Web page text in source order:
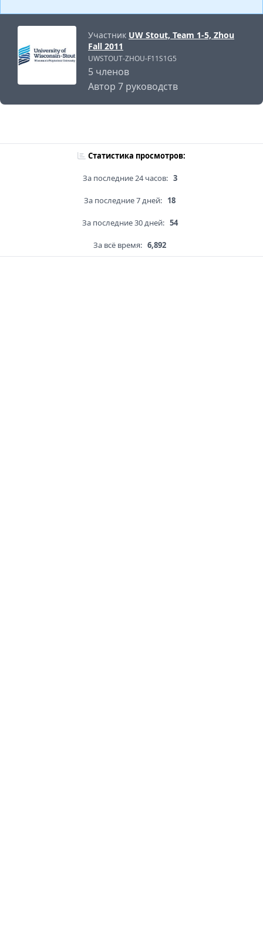
Участник UW Stout, Team 1-5, Zhou
Fall 2011
UWSTOUT-ZHOU-F11S1G5
5 членов
Автор 7 руководств
Статистика просмотров:
За последние 24 часов: 3
За последние 7 дней: 18
За последние 30 дней: 54
За всё время: 6,892